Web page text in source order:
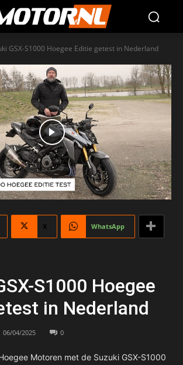
GSX-S1000 Hoegee Editie getest in Nederland
X WhatsApp
S1000 Hoegee
in Nederland
06/04/2025 0
Motoren met de Suzuki GSX-S1000